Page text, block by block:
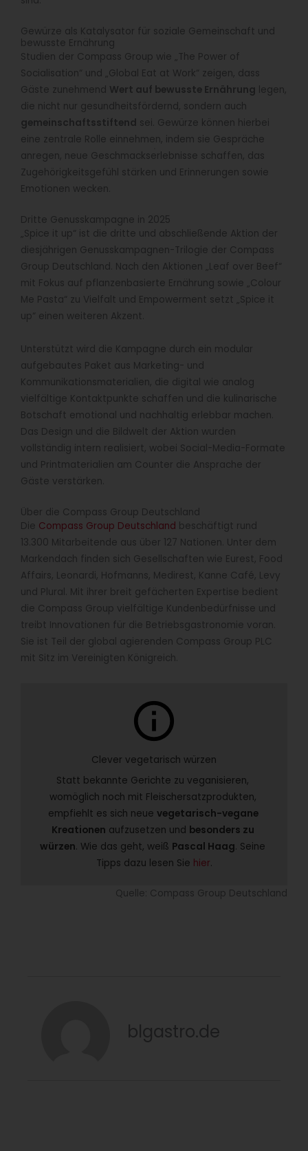
Gewürze als Katalysator für soziale Gemeinschaft und
bewusste Ernährung
Studien der Compass Group wie „The Power of
Socialisation“ und „Global Eat at Work“ zeigen, dass
Gäste zunehmend Wert auf bewusste Ernährung legen,
die nicht nur gesundheitsfördernd, sondern auch
gemeinschaftsstiftend sei. Gewürze können hierbei
eine zentrale Rolle einnehmen, indem sie Gespräche
anregen, neue Geschmackserlebnisse schaffen, das
Zugehörigkeitsgefühl stärken und Erinnerungen sowie
Emotionen wecken.
Dritte Genusskampagne in 2025
„Spice it up“ ist die dritte und abschließende Aktion der
diesjährigen Genusskampagnen-Trilogie der Compass
Group Deutschland. Nach den Aktionen „Leaf over Beef“
mit Fokus auf pflanzenbasierte Ernährung sowie „Colour
Me Pasta“ zu Vielfalt und Empowerment setzt „Spice it
up“ einen weiteren Akzent.
Unterstützt wird die Kampagne durch ein modular
aufgebautes Paket aus Marketing- und
Kommunikationsmaterialien, die digital wie analog
vielfältige Kontaktpunkte schaffen und die kulinarische
Botschaft emotional und nachhaltig erlebbar machen.
Das Design und die Bildwelt der Aktion wurden
vollständig intern realisiert, wobei Social-Media-Formate
und Printmaterialien am Counter die Ansprache der
Gäste verstärken.
Über die Compass Group Deutschland
Die Compass Group Deutschland beschäftigt rund
13.300 Mitarbeitende aus über 127 Nationen. Unter dem
Markendach finden sich Gesellschaften wie Eurest, Food
Affairs, Leonardi, Hofmanns, Medirest, Kanne Café, Levy
und Plural. Mit ihrer breit gefächerten Expertise bedient
die Compass Group vielfältige Kundenbedürfnisse und
treibt Innovationen für die Betriebsgastronomie voran.
Sie ist Teil der global agierenden Compass Group PLC
mit Sitz im Vereinigten Königreich.
info
Clever vegetarisch würzen
Statt bekannte Gerichte zu veganisieren,
womöglich noch mit Fleischersatzprodukten,
empfiehlt es sich neue vegetarisch-vegane
Kreationen aufzusetzen und besonders zu
würzen. Wie das geht, weiß Pascal Haag. Seine
Tipps dazu lesen Sie hier.
Quelle: Compass Group Deutschland
blgastro.de